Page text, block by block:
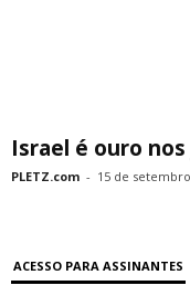
Israel é ouro
PLETZ.com - 15 de
ACESSO PARA ASSINANTES